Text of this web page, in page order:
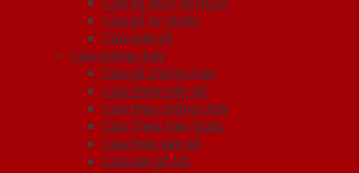
Cửa gỗ tự nhiên
Cửa vòm gỗ
Cửa chống cháy
Cửa gỗ chống cháy
Cửa nhôm vân gỗ
Cửa thép chống cháy
Cửa Thép Hàn Quốc
Cửa thép vân gỗ
Cửa vân gỗ 5D